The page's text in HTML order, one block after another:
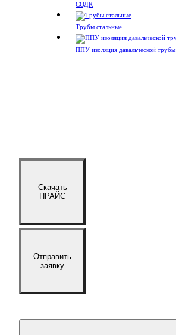
СОДК
Трубы стальные
ППУ изоляция давальческой трубы
Скачать
ПРАЙС
Отправить
заявку